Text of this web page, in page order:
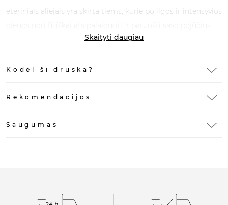
eteriniais aliejais yra skirta tiems, kurie po ilgos ir intensyvios
Skaityti daugiau
Kodėl ši druska?
Rekomendacijos
Saugumas